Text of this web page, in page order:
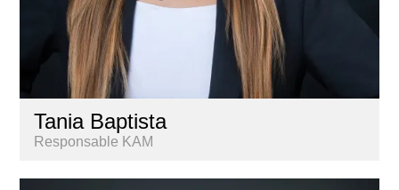
Tania Baptista
Responsable KAM